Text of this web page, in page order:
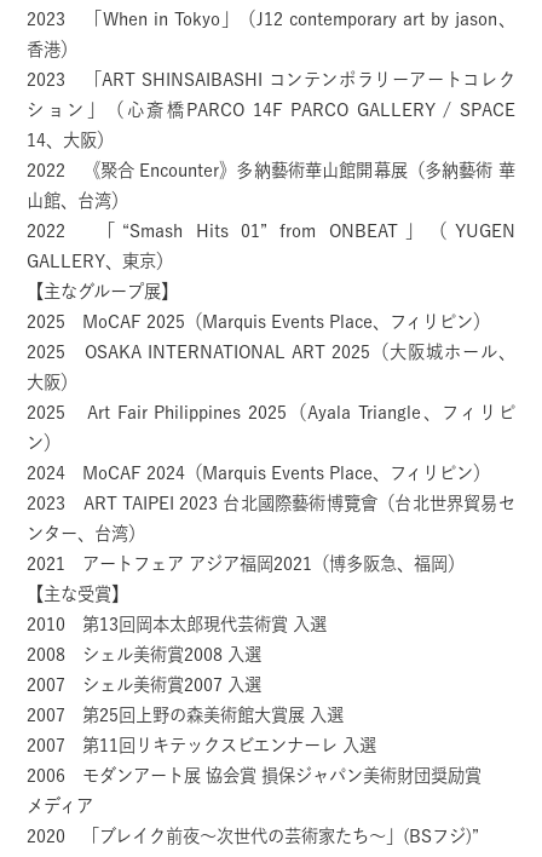
2023 「When in Tokyo」（J12 contemporary art by jason、
香港）
2023 「ART SHINSAIBASHI コンテンポラリーアートコレク
ション」（心斎橋PARCO 14F PARCO GALLERY / SPACE
14、大阪）
2022 《聚合 Encounter》多納藝術華山館開幕展（多納藝術 華
山館、台湾）
2022 「“Smash Hits 01” from ONBEAT」（YUGEN
GALLERY、東京）
【主なグループ展】
2025 MoCAF 2025（Marquis Events Place、フィリピン）
2025 OSAKA INTERNATIONAL ART 2025（大阪城ホール、
大阪）
2025 Art Fair Philippines 2025（Ayala Triangle、フィリピ
ン）
2024 MoCAF 2024（Marquis Events Place、フィリピン）
2023 ART TAIPEI 2023 台北國際藝術博覽會（台北世界貿易セ
ンター、台湾）
2021 アートフェア アジア福岡2021（博多阪急、福岡）
【主な受賞】
2010 第13回岡本太郎現代芸術賞 入選
2008 シェル美術賞2008 入選
2007 シェル美術賞2007 入選
2007 第25回上野の森美術館大賞展 入選
2007 第11回リキテックスビエンナーレ 入選
2006 モダンアート展 協会賞 損保ジャパン美術財団奨励賞
メディア
2020 「ブレイク前夜～次世代の芸術家たち～」(BSフジ)”